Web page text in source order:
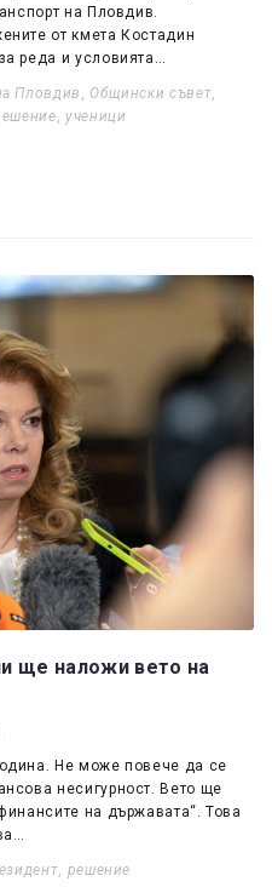
на Пловдив.
от кмета Костадин
реда и условията…
Пловдив , Общински съвет,
, ученици
ще наложи вето на
Не може повече да се
несигурност. Вето ще
на държавата“. Това
, решение